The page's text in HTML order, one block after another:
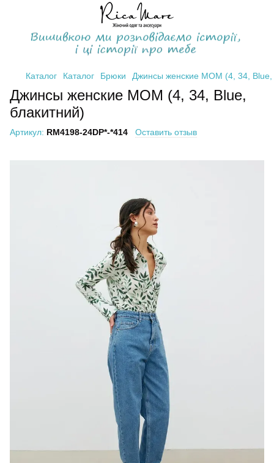
Каталог Каталог Брюки Джинсы женские МОМ (4, 34, Blue,
Джинсы женские МОМ (4, 34, Blue,
блакитний)
Артикул: RM4198-24DP*-*414 Оставить отзыв